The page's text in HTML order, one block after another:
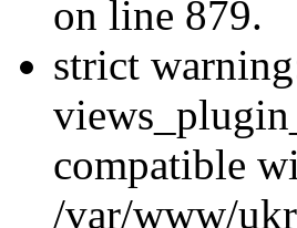
on line 879.
strict
compatible
/var/www/